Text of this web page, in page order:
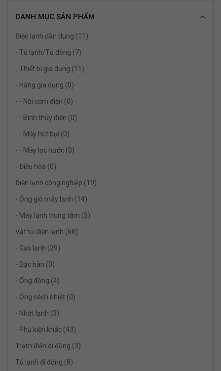
DANH MỤC SẢN PHẨM
Điện lạnh dân dụng (11)
- Tủ lạnh/Tủ đông (7)
- Thiết bị gia dụng (11)
- Hàng gia dụng (0)
- - Nồi cơm điện (0)
- - Bình thủy điện (0)
- - Máy hút bụi (0)
- - Máy lọc nước (0)
- Điều hòa (0)
Điện lạnh công nghiệp (19)
- Ống gió máy lạnh (14)
- Máy lạnh trung tâm (5)
Vật tư điện lạnh (68)
- Gas lạnh (29)
- Bạc hàn (0)
- Ống đồng (4)
- Ống cách nhiệt (0)
- Nhớt lạnh (3)
- Phụ kiện khác (43)
Trạm điện di động (3)
Tủ lạnh di động (8)